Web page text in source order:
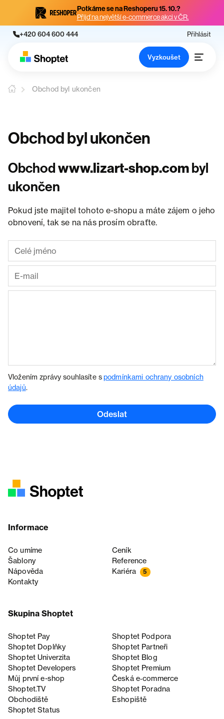
Potkáme se na Reshoperu 15. 10.?
Přijď na největší e-commerce akci v ČR.
+420 604 600 444 Přihlásit
Vyzkoušet
Obchod byl ukončen
Obchod byl ukončen
Obchodwww.lizart-shop.combyl
ukončen
Pokud jste majitel tohoto e-shopu a máte zájem o jeho
obnovení, tak se na nás prosím obraťte.
Vložením zprávy souhlasíte spodmínkami ochrany osobních
údajů.
Odeslat
Informace
Co umíme
Ceník
Šablony
Reference
Nápověda
Kariéra 5
Kontakty
Skupina Shoptet
Shoptet Pay
Shoptet Podpora
Shoptet Doplňky
Shoptet Partneři
Shoptet Univerzita
Shoptet Blog
Shoptet Developers
Shoptet Premium
Můj první e-shop
Česká e‑commerce
Shoptet.TV
Shoptet Poradna
Obchodiště
Eshopiště
Shoptet Status